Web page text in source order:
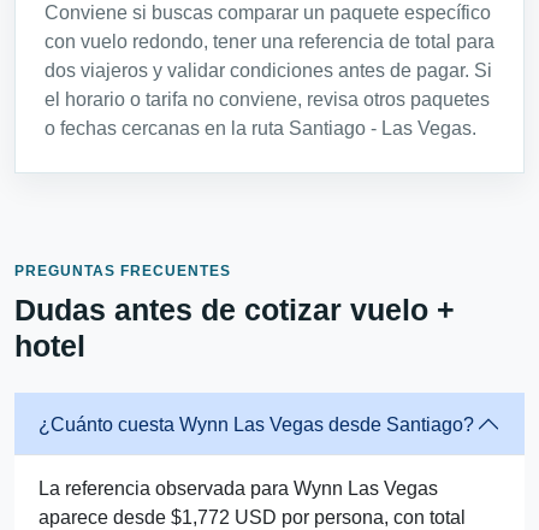
Conviene si buscas comparar un paquete específico
con vuelo redondo, tener una referencia de total para
dos viajeros y validar condiciones antes de pagar. Si
el horario o tarifa no conviene, revisa otros paquetes
o fechas cercanas en la ruta Santiago - Las Vegas.
PREGUNTAS FRECUENTES
Dudas antes de cotizar vuelo +
hotel
¿Cuánto cuesta Wynn Las Vegas desde Santiago?
La referencia observada para Wynn Las Vegas
aparece desde $1,772 USD por persona, con total